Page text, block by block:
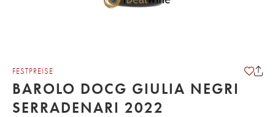
FESTPREISE
BAROLO DOCG GIULIA NEGRI
SERRADENARI 2022